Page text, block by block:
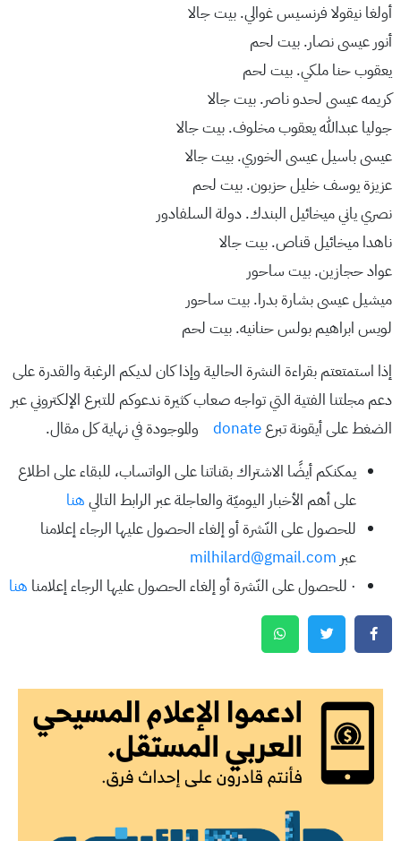
أولغا نيقولا فرنسيس غوالي. بيت جالا
أنور عيسى نصار. بيت لحم
يعقوب حنا ملكي. بيت لحم
كريمه عيسى لحدو ناصر. بيت جالا
جوليا عبدالله يعقوب مخلوف. بيت جالا
عيسى باسيل عيسى الخوري. بيت جالا
عزيزة يوسف خليل حزبون. بيت لحم
نصري ياني ميخائيل البندك. دولة السلفادور
ناهدا ميخائيل قناص. بيت جالا
عواد حجازين. بيت ساحور
ميشيل عيسى بشارة بدرا. بيت ساحور
لويس ابراهيم بولس حنانيه. بيت لحم
إذا استمتعتم بقراءة النشرة الحالية وإذا كان لديكم الرغبة والقدرة على
دعم مجلتنا الفتية التي تواجه صعاب كثيرة ندعوكم للتبرع الإلكتروني عبر
الضغط على أيقونة تبرعdonate والموجودة في نهاية كل مقال.
يمكنكم أيضًا الاشتراك بقناتنا على الواتساب، للبقاء على اطلاع
على أهم الأخبار اليوميّة والعاجلة عبر الرابط التالي هنا
للحصول على النّشرة أو إلغاء الحصول عليها الرجاء إعلامنا
عبر milhilard@gmail.com
· للحصول على النّشرة أو إلغاء الحصول عليها الرجاء إعلامنا هنا